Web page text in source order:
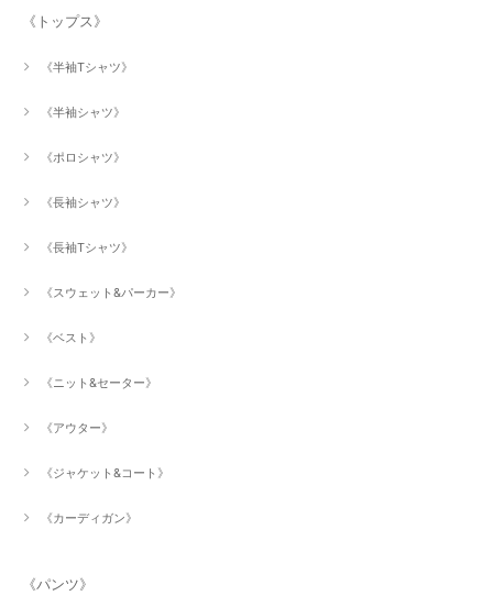
《トップス》
《半袖Tシャツ》
《半袖シャツ》
《ポロシャツ》
《長袖シャツ》
《長袖Tシャツ》
《スウェット&パーカー》
《ベスト》
《ニット&セーター》
《アウター》
《ジャケット&コート》
《カーディガン》
《パンツ》